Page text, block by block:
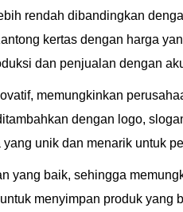
rendah dibandingkan
kertas dengan harga
dan penjualan dengan
memungkinkan
dengan logo,
unik dan menarik untuk
yang baik, sehingga
menyimpan produk